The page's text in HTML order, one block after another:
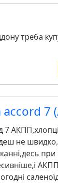
треба
accord 7
7
не
при